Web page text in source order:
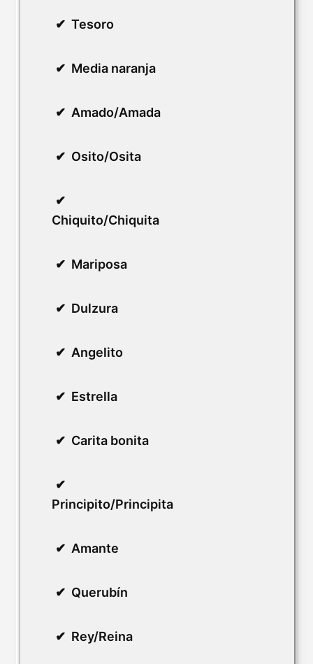
Tesoro
Media naranja
Amado/Amada
Osito/Osita
Chiquito/Chiquita
Mariposa
Dulzura
Angelito
Estrella
Carita bonita
Principito/Principita
Amante
Querubín
Rey/Reina